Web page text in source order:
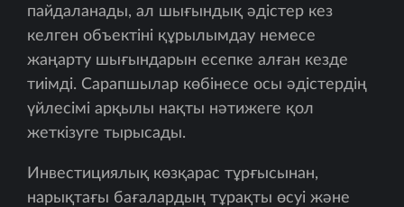
пайдаланады, ал шығындық әдістер кез
келген объектіні құрылымдау немесе
жаңарту шығындарын есепке алған кезде
тиімді. Сарапшылар көбінесе осы әдістердің
үйлесімі арқылы нақты нәтижеге қол
жеткізуге тырысады.
Инвестициялық көзқарас тұрғысынан,
нарықтағы бағалардың тұрақты өсуі және